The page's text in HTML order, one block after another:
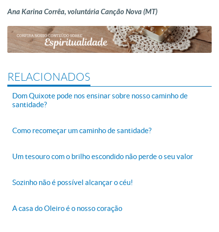
Ana Karina Corrêa, voluntária Canção Nova (MT)
RELACIONADOS
Dom Quixote pode nos ensinar sobre nosso caminho de
santidade?
Como recomeçar um caminho de santidade?
Um tesouro com o brilho escondido não perde o seu valor
Sozinho não é possível alcançar o céu!
A casa do Oleiro é o nosso coração